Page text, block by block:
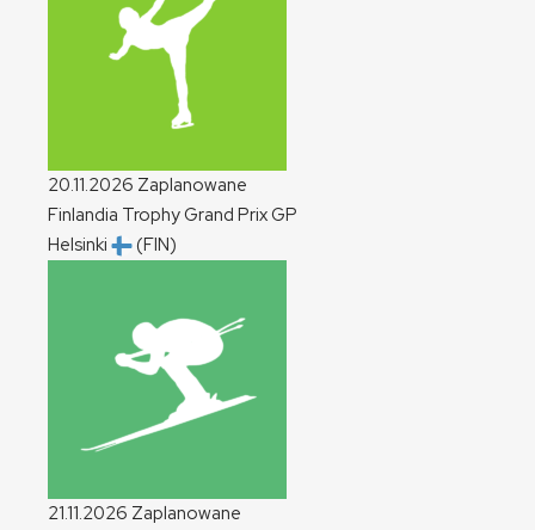
20.11.2026 Zaplanowane
Finlandia Trophy Grand PrixGP
Helsinki
(FIN)
21.11.2026 Zaplanowane